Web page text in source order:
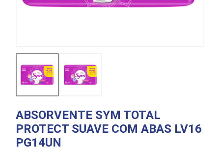
ABSORVENTE SYM TOTAL
PROTECT SUAVE COM ABAS LV16
PG14UN